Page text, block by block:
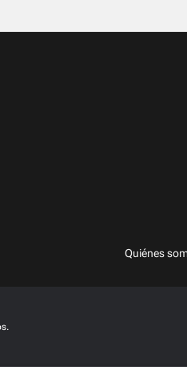
Quiénes